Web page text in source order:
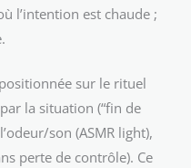
l’intention est chaude ;
sur le rituel
la situation (“fin de
son (ASMR light),
perte de contrôle). Ce